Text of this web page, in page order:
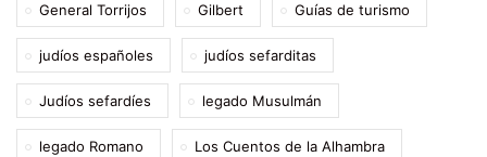
General Torrijos Gilbert Guías de turismo
judíos españoles judíos sefarditas
Judíos sefardíes legado Musulmán
legado Romano Los Cuentos de la Alhambra